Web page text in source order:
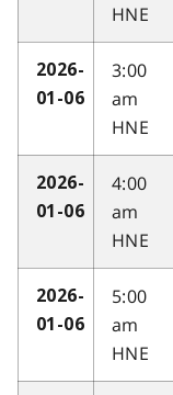
HNE
2026-
01-06
3:00
am
HNE
2026-
01-06
4:00
am
HNE
2026-
01-06
5:00
am
HNE